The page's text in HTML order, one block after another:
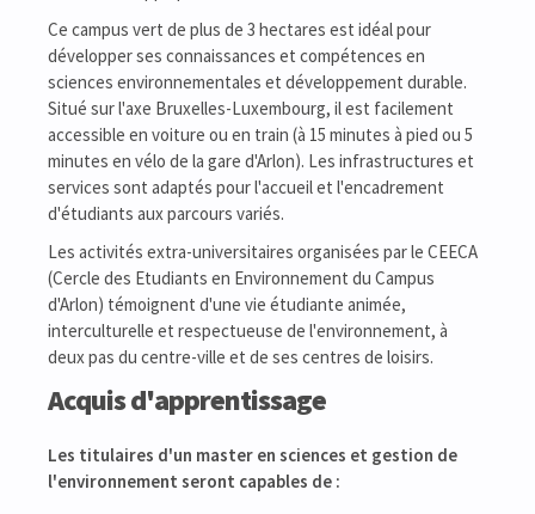
Ce campus vert de plus de 3 hectares est idéal pour
développer ses connaissances et compétences en
sciences environnementales et développement durable.
Situé sur l'axe Bruxelles-Luxembourg, il est facilement
accessible en voiture ou en train (à 15 minutes à pied ou 5
minutes en vélo de la gare d'Arlon). Les infrastructures et
services sont adaptés pour l'accueil et l'encadrement
d'étudiants aux parcours variés.
Les activités extra-universitaires organisées par le CEECA
(Cercle des Etudiants en Environnement du Campus
d'Arlon) témoignent d'une vie étudiante animée,
interculturelle et respectueuse de l'environnement, à
deux pas du centre-ville et de ses centres de loisirs.
Acquis d'apprentissage
Les titulaires d'un master en sciences et gestion de
l'environnement seront capables de :